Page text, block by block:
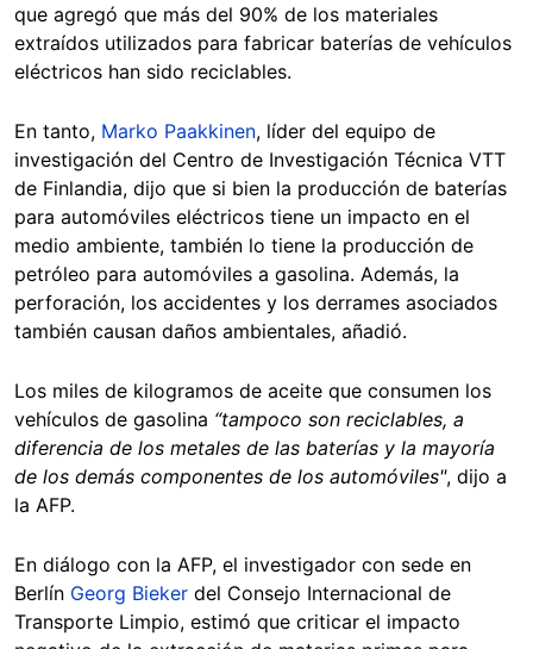
que agregó que más del 90% de los materiales
extraídos utilizados para fabricar baterías de vehículos
eléctricos han sido reciclables.
En tanto, Marko Paakkinen, líder del equipo de
investigación del Centro de Investigación Técnica VTT
de Finlandia, dijo que si bien la producción de baterías
para automóviles eléctricos tiene un impacto en el
medio ambiente, también lo tiene la producción de
petróleo para automóviles a gasolina. Además, la
perforación, los accidentes y los derrames asociados
también causan daños ambientales, añadió.
Los miles de kilogramos de aceite que consumen los
vehículos de gasolina “tampoco son reciclables, a
diferencia de los metales de las baterías y la mayoría
de los demás componentes de los automóviles", dijo a
la AFP.
En diálogo con la AFP, el investigador con sede en
Berlín Georg Bieker del Consejo Internacional de
Transporte Limpio, estimó que criticar el impacto